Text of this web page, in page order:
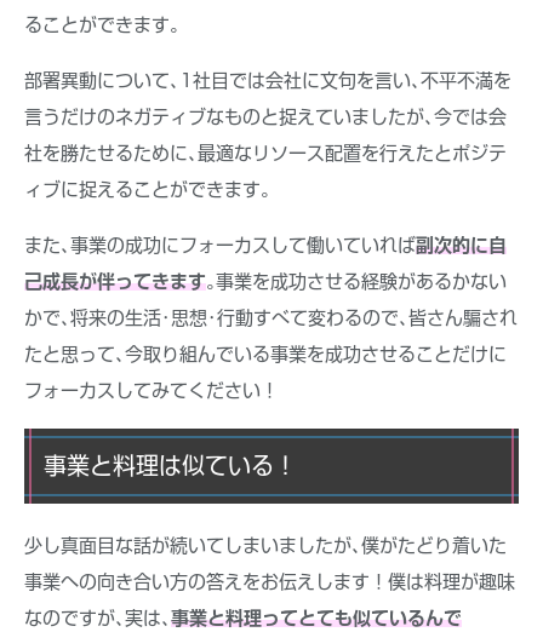
ることができます｡
部署異動について､1社目では会社に文句を言い､不平不満を
言うだけのネガティブなものと捉えていましたが､今では会
社を勝たせるために､最適なリソース配置を行えたとポジテ
ィブに捉えることができます｡
また､事業の成功にフォーカスして働いていれば副次的に自
己成長が伴ってきます｡事業を成功させる経験があるかない
かで､将来の生活･思想･行動すべて変わるので､皆さん騙され
たと思って､今取り組んでいる事業を成功させることだけに
フォーカスしてみてください！
事業と料理は似ている！
少し真面目な話が続いてしまいましたが､僕がたどり着いた
事業への向き合い方の答えをお伝えします！僕は料理が趣味
なのですが､実は､ 事業と料理ってとても似ているんで